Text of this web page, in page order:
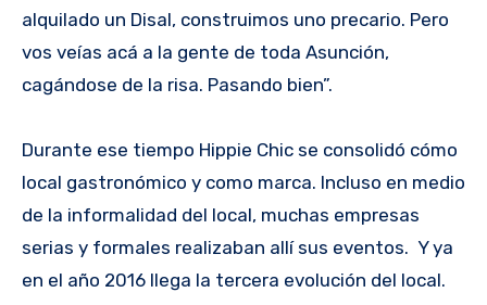
alquilado un Disal, construimos uno precario. Pero
vos veías acá a la gente de toda Asunción,
cagándose de la risa. Pasando bien”.
Durante ese tiempo Hippie Chic se consolidó cómo
local gastronómico y como marca. Incluso en medio
de la informalidad del local, muchas empresas
serias y formales realizaban allí sus eventos. Y ya
en el año 2016 llega la tercera evolución del local.